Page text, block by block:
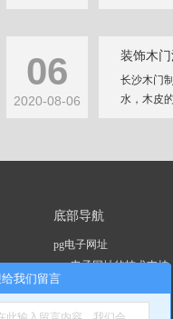
06
2020-08-06
装饰木
长沙木门
水，木皮
底部导航
pg电子网址
pg电子网址的技术支持
关于pg电子网址
我们留言